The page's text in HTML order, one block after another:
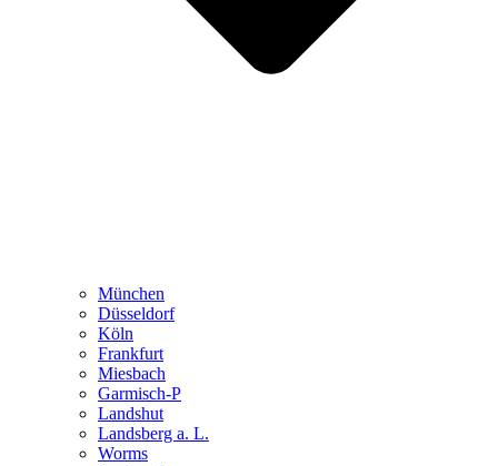
München
Düsseldorf
Köln
Frankfurt
Miesbach
Garmisch-P
Landshut
Landsberg a. L.
Worms